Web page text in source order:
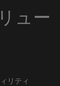
ュー
リティ